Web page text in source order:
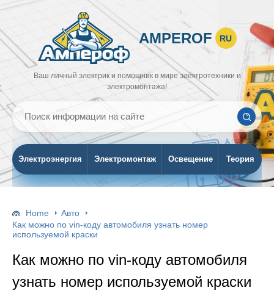
AMPEROF RU
Ваш личный электрик и помощник в мире электротехники и
электромонтажа!
Электроэнергия Электромонтаж Освещение Теория
Home
Авто
Как можно по vin-коду автомобиля узнать номер
используемой краски
Как можно по vin-коду автомобиля
узнать номер используемой краски